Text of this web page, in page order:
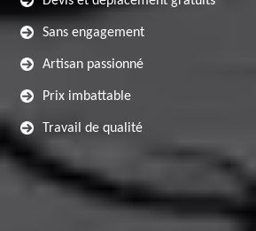
Sans engagement
Artisan passionné
Prix imbattable
Travail de qualité